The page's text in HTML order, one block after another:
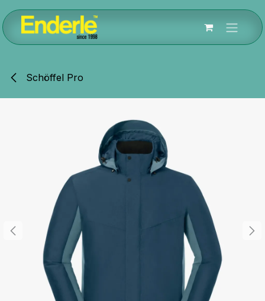
Zum Inhalt springen
Schöffel Pro